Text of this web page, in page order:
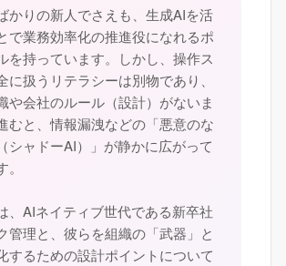
かりの新人でさえも、生成AIを活
で業務効率化の推進役になれるポ
を持っています。しかし、操作ス
に扱うリテラシーは別物であり、
や会社のルール（設計）がないま
むと、情報漏洩などの「悪意のな
シャドーAI）」が静かに広がって
、AIネイティブ世代である新卒社
管理と、彼らを組織の「武器」と
するための設計ポイントについて